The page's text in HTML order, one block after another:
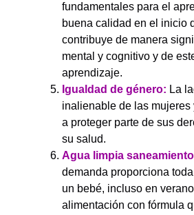
fundamentales para el
buena calidad en el inicio
contribuye de manera
mental y cognitivo y de
aprendizaje.
Igualdad de género: La
inalienable de las
a proteger parte de sus
su salud.
Agua limpia
demanda proporciona
un bebé, incluso en
alimentación con fórmula